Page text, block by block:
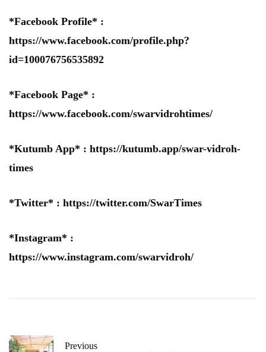
*Facebook Profile* :
https://www.facebook.com/profile.php?
id=100076756535892
*Facebook Page* :
https://www.facebook.com/swarvidrohtimes/
*Kutumb App* : https://kutumb.app/swar-vidroh-
times
*Twitter* : https://twitter.com/SwarTimes
*Instagram* :
https://www.instagram.com/swarvidroh/
Previous